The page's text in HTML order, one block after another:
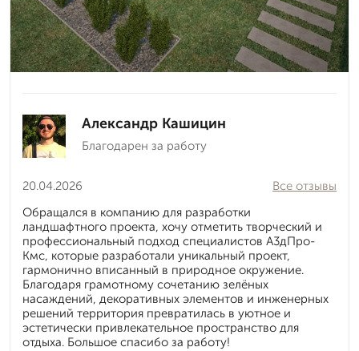
Александр Кашицин
Благодарен за работу
20.04.2026
Все отзывы
Обращался в компанию для разработки
ландшафтного проекта, хочу отметить творческий и
профессиональный подход специалистов А3дПро-
Кмс, которые разработали уникальный проект,
гармонично вписанный в природное окружение.
Благодаря грамотному сочетанию зелёных
насаждений, декоративных элементов и инженерных
решений территория превратилась в уютное и
эстетически привлекательное пространство для
отдыха. Большое спасибо за работу!